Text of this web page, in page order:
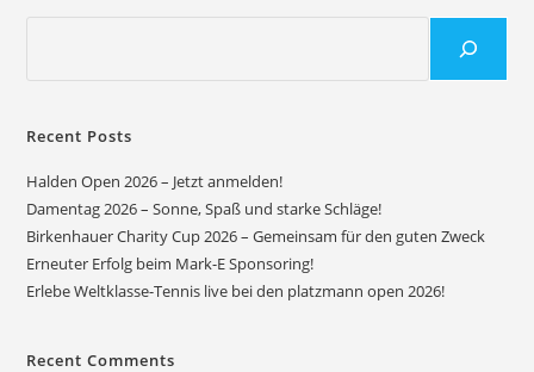
Recent Posts
Halden Open 2026 – Jetzt anmelden!
Damentag 2026 – Sonne, Spaß und starke Schläge!
Birkenhauer Charity Cup 2026 – Gemeinsam für den guten Zweck
Erneuter Erfolg beim Mark-E Sponsoring!
Erlebe Weltklasse-Tennis live bei den platzmann open 2026!
Recent Comments